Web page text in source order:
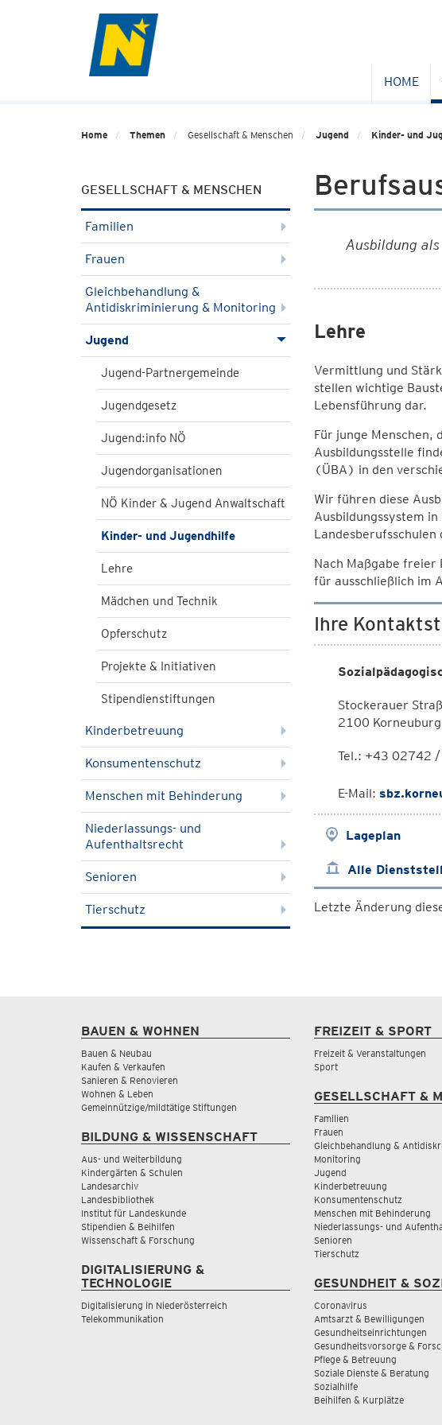
HOME
Home Themen Gesellschaft & Menschen Jugend Kinder- und
GESELLSCHAFT & MENSCHEN
Familien
Frauen
Gleichbehandlung &
Antidiskriminierung & Monitoring
Jugend
Jugend-Partnergemeinde
Jugendgesetz
Jugend:info NÖ
Jugendorganisationen
NÖ Kinder & Jugend Anwaltschaft
Kinder- und Jugendhilfe
Lehre
Mädchen und Technik
Opferschutz
Projekte & Initiativen
Stipendienstiftungen
Kinderbetreuung
Konsumentenschutz
Menschen mit Behinderung
Niederlassungs- und
Aufenthaltsrecht
Senioren
Tierschutz
Ausbildung
Lehre
Vermittlung und
stellen wichtige
Lebensführung dar.
Für junge
Ausbildungsstelle
(ÜBA) in den
Wir führen diese
Ausbildungssystem
Landesberufsschulen
Nach Maßgabe freier
für ausschließlich im
Ihre
Stockerauer
2100 Korneuburg
Tel.: +43 02742
E-Mail:
Lageplan
Alle
Letzte Änderung
BAUEN & WOHNEN
Bauen & Neubau
Kaufen & Verkaufen
Sanieren & Renovieren
Wohnen & Leben
Gemeinnützige/mildtätige Stiftungen
BILDUNG & WISSENSCHAFT
Aus- und Weiterbildung
Kindergärten & Schulen
Landesarchiv
Landesbibliothek
Institut für Landeskunde
Stipendien & Beihilfen
Wissenschaft & Forschung
DIGITALISIERUNG &
TECHNOLOGIE
Digitalisierung in Niederösterreich
Telekommunikation
FREIZEIT & SPORT
Freizeit & Veranstaltungen
Sport
GESELLSCHAFT &
Familien
Frauen
Gleichbehandlung &
Monitoring
Jugend
Kinderbetreuung
Konsumentenschutz
Menschen mit Behinderung
Niederlassungs- und
Senioren
Tierschutz
GESUNDHEIT &
Coronavirus
Amtsarzt & Bewilligungen
Gesundheitseinrichtungen
Gesundheitsvorsorge &
Pflege & Betreuung
Soziale Dienste & Beratung
Sozialhilfe
Beihilfen & Kurplätze